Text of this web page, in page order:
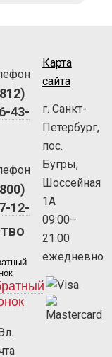
43-
12-
Карта
сайта
г. Санкт-
Петербург,
пос.
Бугры,
Шоссейная
1А
09:00–
21:00
ежедневно